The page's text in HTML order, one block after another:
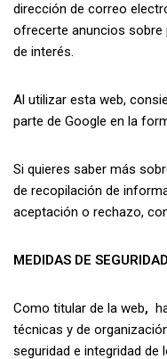
dirección de correo
ofrecerte anuncios sobre
de interés.
Al utilizar esta web,
parte de Google en la
Si quieres saber más
de recopilación de
aceptación o rechazo,
MEDIDAS DE SEGURIDAD
Como titular de la web,
técnicas y de
seguridad e integridad